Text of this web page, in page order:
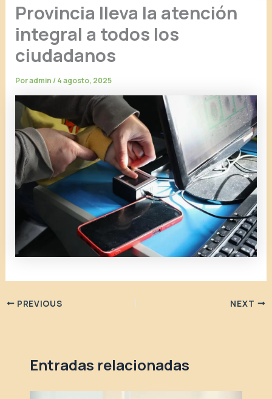
Provincia lleva la atención
integral a todos los
ciudadanos
Poradmin/4 agosto, 2025
PREVIOUS NEXT
Entradas relacionadas